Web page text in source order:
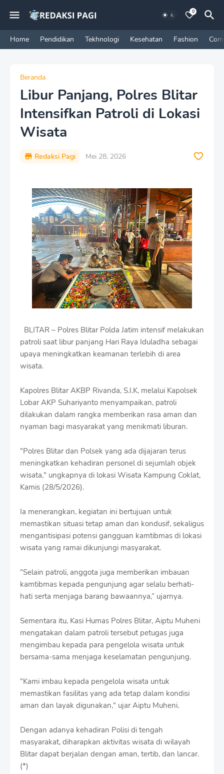
0
Home Pendidikan Tekhnologi Kesehatan Fashion
Beranda
Libur Panjang, Polres Blitar
Intensifkan Patroli di Lokasi
Wisata
Redaksi Pagi Mei 28, 2026
BLITAR – Polres Blitar Polda Jatim intensif melakukan
patroli saat libur panjang Hari Raya Iduladha sebagai
upaya meningkatkan keamanan terlebih di area
wisata.
Kapolres Blitar AKBP Rivanda, S.I.K, melalui Kapolsek
Lobar AKP Suhariyanto menyampaikan, patroli
dilakukan dalam rangka memberikan rasa aman dan
nyaman bagi masyarakat yang menikmati liburan.
"Polres Blitar dan Polsek yang ada dijajaran terus
meningkatkan kehadiran personel di sejumlah objek
wisata," ungkapnya di lokasi Wisata Kampung Coklat,
Kamis (28/5/2026).
Ia menerangkan, kegiatan ini bertujuan untuk
memastikan situasi tetap aman dan kondusif, sekaligus
mengantisipasi potensi gangguan kamtibmas di lokasi
wisata yang ramai dikunjungi masyarakat.
"Selain patroli, anggota juga memberikan imbauan
kamtibmas kepada pengunjung agar selalu berhati-
hati serta menjaga barang bawaannya,” ujarnya.
Sementara itu, Kasi Humas Polres Blitar, Aiptu Muheni
mengatakan dalam patroli tersebut petugas juga
mengimbau kepada para pengelola wisata untuk
bersama-sama menjaga keselamatan pengunjung.
"Kami imbau kepada pengelola wisata untuk
memastikan fasilitas yang ada tetap dalam kondisi
aman dan layak digunakan," ujar Aiptu Muheni.
Dengan adanya kehadiran Polisi di tengah
masyarakat, diharapkan aktivitas wisata di wilayah
Blitar dapat berjalan dengan aman, tertib, dan lancar.
(*)
s
i
g
n
i
t
h
S
h
f
f
T
e
m
l
a
t
e
s